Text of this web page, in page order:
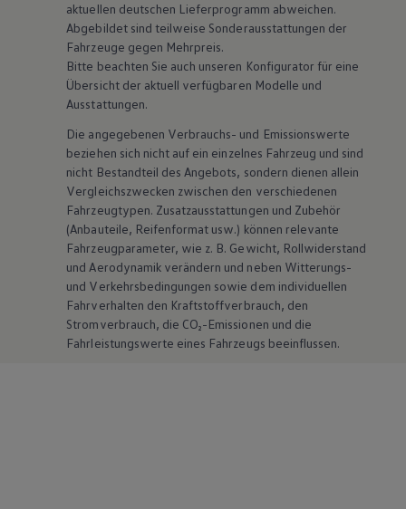
aktuellen deutschen Lieferprogramm abweichen.
Abgebildet sind teilweise Sonderausstattungen der
Fahrzeuge gegen Mehrpreis.
Bitte beachten Sie auch unseren Konfigurator für eine
Übersicht der aktuell verfügbaren Modelle und
Ausstattungen.
Die angegebenen Verbrauchs- und Emissionswerte
beziehen sich nicht auf ein einzelnes Fahrzeug und sind
nicht Bestandteil des Angebots, sondern dienen allein
Vergleichszwecken zwischen den verschiedenen
Fahrzeugtypen. Zusatzausstattungen und Zubehör
(Anbauteile, Reifenformat usw.) können relevante
Fahrzeugparameter, wie z. B. Gewicht, Rollwiderstand
und Aerodynamik verändern und neben Witterungs-
und Verkehrsbedingungen sowie dem individuellen
Fahrverhalten den Kraftstoffverbrauch, den
Stromverbrauch, die CO₂-Emissionen und die
Fahrleistungswerte eines Fahrzeugs beeinflussen.